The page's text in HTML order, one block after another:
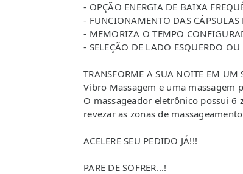
- OPÇÃO ENERGIA DE BAIXA
- FUNCIONAMENTO DAS
- MEMORIZA O TEMPO
- SELEÇÃO DE LADO ESQUERDO
TRANSFORME A SUA NOITE EM UM
Vibro Massagem e uma massagem
O massageador eletrônico possui 6
revezar as zonas de
ACELERE SEU PEDIDO JÁ!!!
PARE DE SOFRER...!